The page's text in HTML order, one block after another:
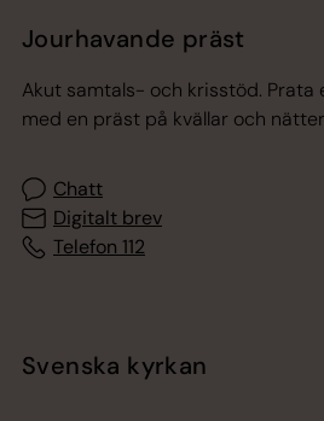
Jourhavande präst
Akut samtals- och krisstöd.
med en präst på kvällar och
Chatt
Digitalt brev
Telefon 112
Svenska kyrkan